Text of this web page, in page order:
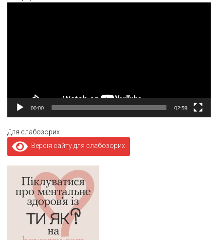
00:00 02:59
Для слабозорих
Версія сайту для слабозорих